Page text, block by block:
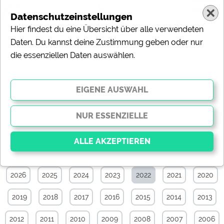
Campingplätze
Specials Aktuelle News
2026 2025 2024 2023 2022 2021 2020
2019 2018 2017 2016 2015 2014 2013
2012 2011 2010 2009 2008 2007 2006
Datenschutzeinstellungen
Hier findest du eine Übersicht über alle verwendeten
Daten. Du kannst deine Zustimmung geben oder nur
die essenziellen Daten auswählen.
Essenziell
Essenzielle Cookies ermöglichen grundlegende
Funktionen und sind für die einwandfreie Funktion der
werden Teile der Websitenicht funktionieren.